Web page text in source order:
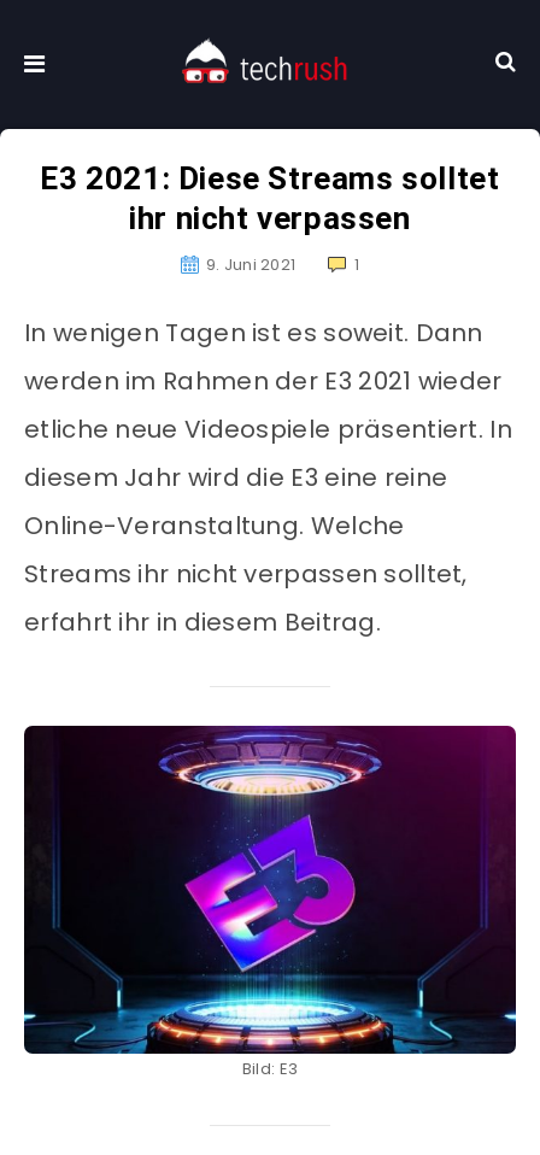
E3 2021: Diese Streams solltet
ihr nicht verpassen
9. Juni 2021 1
In wenigen Tagen ist es soweit. Dann
werden im Rahmen der E3 2021 wieder
etliche neue Videospiele präsentiert. In
diesem Jahr wird die E3 eine reine
Online-Veranstaltung. Welche
Streams ihr nicht verpassen solltet,
erfahrt ihr in diesem Beitrag.
Bild: E3